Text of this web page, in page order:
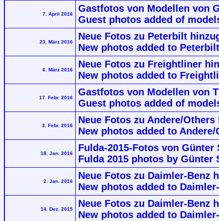
7. April 2016
Gastfotos von Modellen von
Guest photos added of
23. März 2016
Neue Fotos zu Peterbilt
New photos added to
6. März 2016
Neue Fotos zu Freightliner
New photos added to
17. Febr. 2016
Gastfotos von Modellen von
Guest photos added of
3. Febr. 2016
Neue Fotos zu Andere/
New photos added to
18. Jan. 2016
Fulda-2015-Fotos von
Fulda 2015 photos by Günter
2. Jan. 2016
Neue Fotos zu Daimler-Benz
New photos added to
14. Dez. 2015
Neue Fotos zu Daimler-Benz
New photos added to